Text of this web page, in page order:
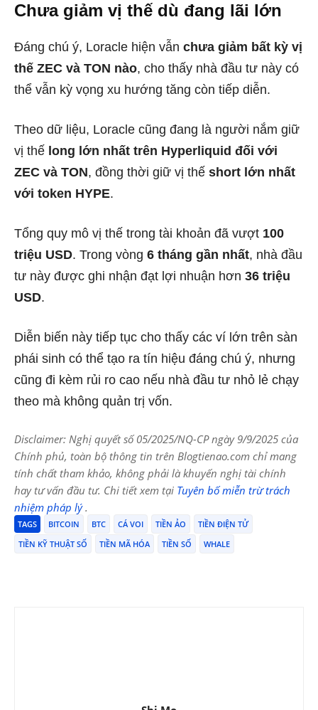
Chưa giảm vị thế dù đang lãi lớn
Đáng chú ý, Loracle hiện vẫn chưa giảm bất kỳ vị
thế ZEC và TON nào, cho thấy nhà đầu tư này có
thể vẫn kỳ vọng xu hướng tăng còn tiếp diễn.
Theo dữ liệu, Loracle cũng đang là người nắm giữ
vị thế long lớn nhất trên Hyperliquid đối với
ZEC và TON, đồng thời giữ vị thế short lớn nhất
với token HYPE.
Tổng quy mô vị thế trong tài khoản đã vượt 100
triệu USD. Trong vòng 6 tháng gần nhất, nhà đầu
tư này được ghi nhận đạt lợi nhuận hơn 36 triệu
USD.
Diễn biến này tiếp tục cho thấy các ví lớn trên sàn
phái sinh có thể tạo ra tín hiệu đáng chú ý, nhưng
cũng đi kèm rủi ro cao nếu nhà đầu tư nhỏ lẻ chạy
theo mà không quản trị vốn.
Disclaimer: Nghị quyết số 05/2025/NQ-CP ngày 9/9/2025 của
Chính phủ, toàn bộ thông tin trên Blogtienao.com chỉ mang
tính chất tham khảo, không phải là khuyến nghị tài chính
hay tư vấn đầu tư. Chi tiết xem tại Tuyên bố miễn trừ trách
nhiệm pháp lý.
TAGS BITCOIN BTC CÁ VOI TIỀN ẢO
TIỀN ĐIỆN TỬ
TIỀN KỸ THUẬT SỐ
TIỀN MÃ HÓA TIỀN SỐ WHALE